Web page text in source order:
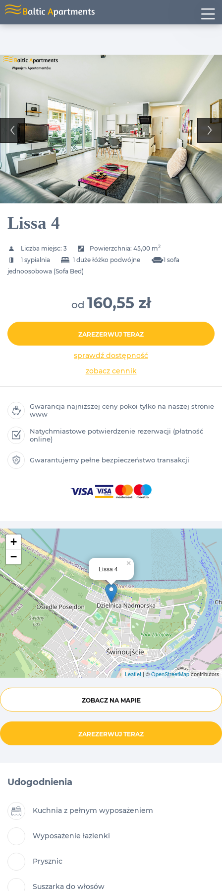
Lissa 4
Liczba miejsc: 3 Powierzchnia:45,00 m2
1 sypialnia 1 duże łóżko podwójne
1 sofa
jednoosobowa (Sofa Bed)
od 160,55 zł
ZAREZERWUJ TERAZ
sprawdź dostępność
zobacz cennik
Gwarancja najniższej ceny pokoi tylko na naszej stronie
www
Natychmiastowe potwierdzenie rezerwacji (płatność
online)
Gwarantujemy pełne bezpieczeństwo transakcji
Lissa 4
×
+
−
Leaflet | ©OpenStreetMapcontributors
ZOBACZ NA MAPIE
ZAREZERWUJ TERAZ
Udogodnienia
Kuchnia z pełnym wyposażeniem
Wyposażenie łazienki
Prysznic
Suszarka do włosów